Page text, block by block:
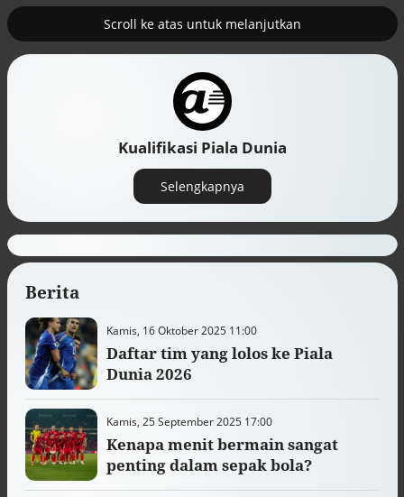
Scroll ke atas untuk melanjutkan
Kualifikasi Piala Dunia
Selengkapnya
Berita
Kamis, 16 Oktober 2025 11:00
Daftar tim yang lolos ke Piala
Dunia 2026
Kamis, 25 September 2025 17:00
Kenapa menit bermain sangat
penting dalam sepak bola?
nuklir
Pemulihan ekonomi Aceh terus
diakselerasi
Efek jera untuk pejabat abai LHKPN
Alinea.id - Peristiwa
Buku berusia 900 tahun ditemukan di
arsip rahasia Vatikan, ada prediksi
tahun Kiamat
Alinea.id - Peristiwa